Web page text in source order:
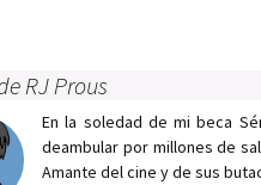
RJ Prous
En la soledad de mi beca
deambular por millones de
Amante del cine y de sus